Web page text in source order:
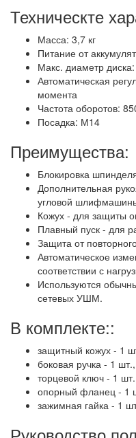
много
мало- нужно позвонить и
Бронируем предмет только
доехать до проката и забрать
следующего дня.
Техническте
Масса: 3,7 кг
Питание от
Макс. диаметр
Автоматическая
момента
Частота оборотов:
Посадка: М14
Преимущества:
Блокировка
Дополнительная
угловой
Кожух - для защиты
Плавный пуск - для
Защита от
Автоматическое
соответствии с
Используются
сетевых УШМ.
В комплекте::
защитный кожух - 1
боковая ручка - 1 шт.,
торцевой ключ - 1
опорный фланец - 1
зажимная гайка - 1